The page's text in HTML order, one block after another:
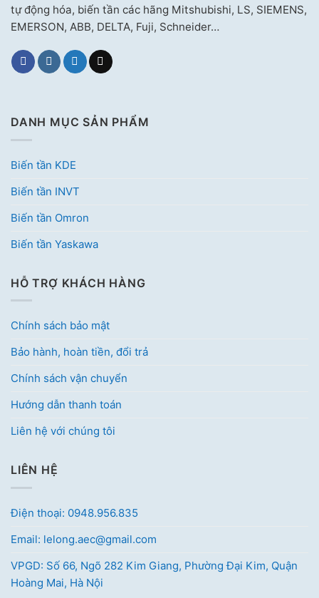
tự động hóa, biến tần các hãng Mitshubishi, LS, SIEMENS,
EMERSON, ABB, DELTA, Fuji, Schneider…
DANH MỤC SẢN PHẨM
Biến tần KDE
Biến tần INVT
Biến tần Omron
Biến tần Yaskawa
HỖ TRỢ KHÁCH HÀNG
Chính sách bảo mật
Bảo hành, hoàn tiền, đổi trả
Chính sách vận chuyển
Hướng dẫn thanh toán
Liên hệ với chúng tôi
LIÊN HỆ
Điện thoại: 0948.956.835
Email: lelong.aec@gmail.com
VPGD: Số 66, Ngõ 282 Kim Giang, Phường Đại Kim, Quận
Hoàng Mai, Hà Nội